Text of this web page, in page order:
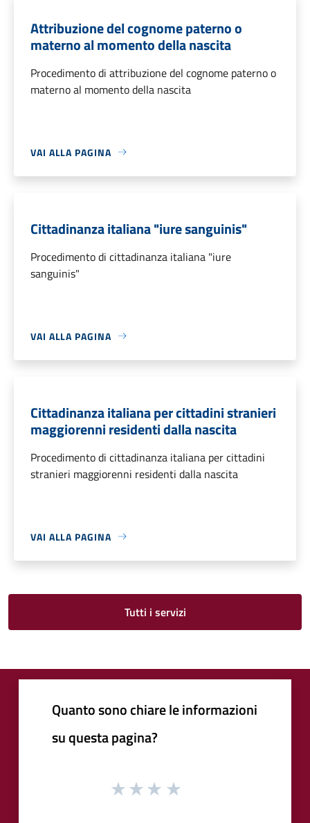
Attribuzione del cognome paterno o
materno al momento della nascita
Procedimento di attribuzione del cognome paterno o
materno al momento della nascita
VAI ALLA PAGINA
Cittadinanza italiana "iure sanguinis"
Procedimento di cittadinanza italiana "iure
sanguinis"
VAI ALLA PAGINA
Cittadinanza italiana per cittadini stranieri
maggiorenni residenti dalla nascita
Procedimento di cittadinanza italiana per cittadini
stranieri maggiorenni residenti dalla nascita
VAI ALLA PAGINA
Tutti i servizi
Quanto sono chiare le informazioni
su questa pagina?